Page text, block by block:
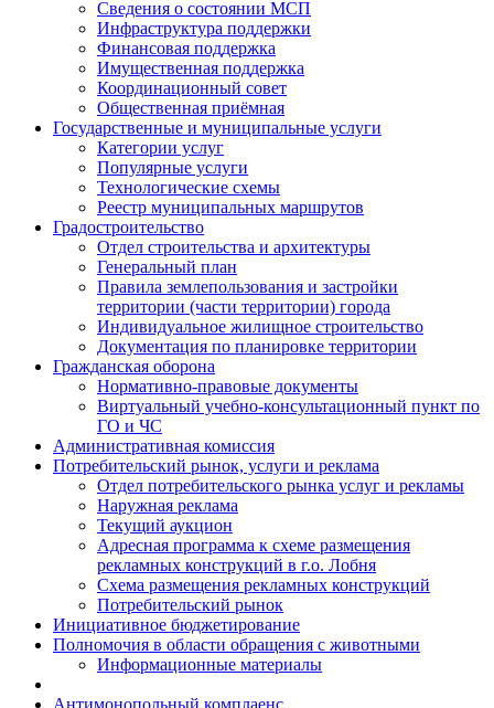
Сведения о состоянии МСП
Инфраструктура поддержки
Финансовая поддержка
Имущественная поддержка
Координационный совет
Общественная приёмная
Государственные и муниципальные услуги
Категории услуг
Популярные услуги
Технологические схемы
Реестр муниципальных маршрутов
Градостроительство
Отдел строительства и архитектуры
Генеральный план
Правила землепользования и застройки
территории (части территории) города
Индивидуальное жилищное строительство
Документация по планировке территории
Гражданская оборона
Н​ормативно-правовые документы
Виртуальный учебно-консультационный пункт по
ГО и ЧС
Административная комиссия
Потребительский рынок, услуги и реклама
Отдел потребительского рынка услуг и рекламы
Наружная реклама
Текущий аукцион
Адресная программа к схеме размещения
рекламных конструкций в г.о. Лобня
Схема размещения рекламных конструкций
Потребительский рынок
Инициативное бюджетирование
Полномочия в области обращения с животными
Информационные материалы